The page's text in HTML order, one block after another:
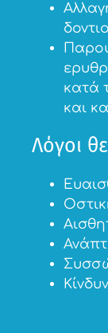
κατά
και
Λόγοι